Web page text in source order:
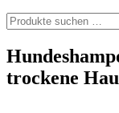
Suchen
nach:
trockene